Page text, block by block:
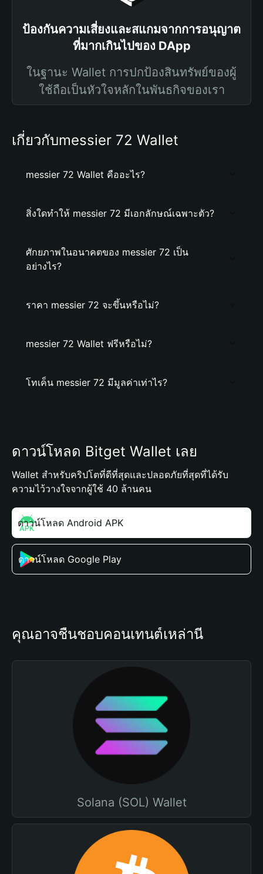
ป้องกันความเสี่ยงและสแกมจากการอนุญาต
ที่มากเกินไปของ DApp
ในฐานะ Wallet การปกป้องสินทรัพย์ของผู้
ใช้ถือเป็นหัวใจหลักในพันธกิจของเรา
เกี่ยวกับmessier 72 Wallet
messier 72 Wallet คืออะไร?
สิ่งใดทำให้ messier 72 มีเอกลักษณ์เฉพาะตัว?
ศักยภาพในอนาคตของ messier 72 เป็น
อย่างไร?
ราคา messier 72 จะขึ้นหรือไม่?
messier 72 Wallet ฟรีหรือไม่?
โทเค็น messier 72 มีมูลค่าเท่าไร?
ดาวน์โหลด Bitget Wallet เลย
Wallet สำหรับคริปโตที่ดีที่สุดและปลอดภัยที่สุดที่ได้รับ
ความไว้วางใจจากผู้ใช้ 40 ล้านคน
ดาวน์โหลด Android APK
ดาวน์โหลด Google Play
คุณอาจชื่นชอบคอนเทนต์เหล่านี้
Solana (SOL) Wallet